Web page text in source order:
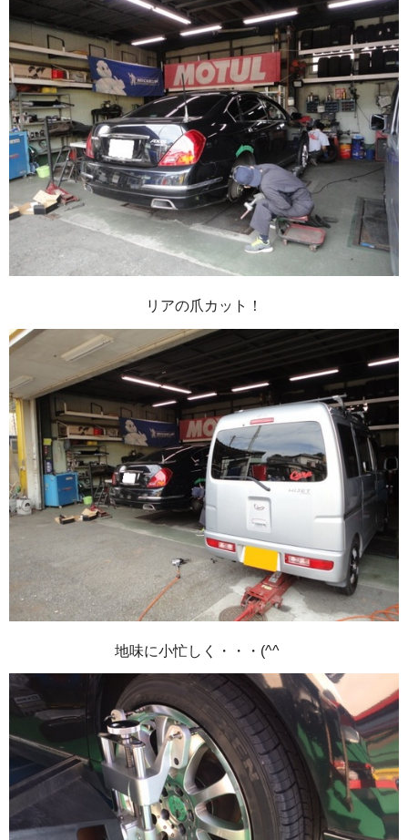
リアの爪カット！
地味に小忙しく・・・(^^ゞ